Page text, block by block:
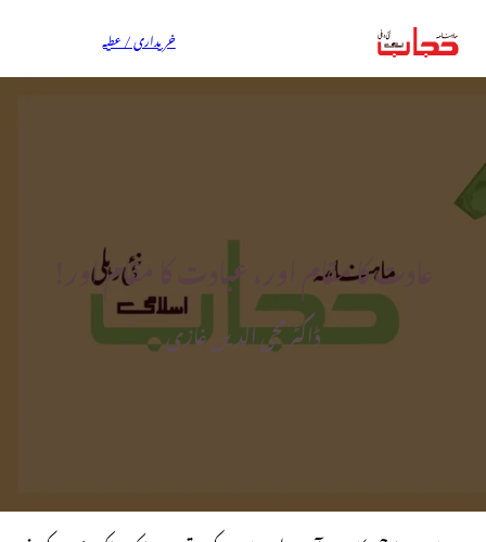
خریداری / عطیہ
عادت کا مقام اور، عبادت کا مقام اور!
ڈاکٹر محی الدین غازی